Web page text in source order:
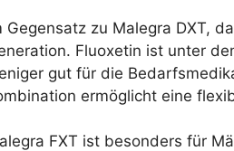
Gegensatz zu Malegra DXT,
Fluoxetin ist unter
gut für die
ermöglicht eine
FXT ist besonders für